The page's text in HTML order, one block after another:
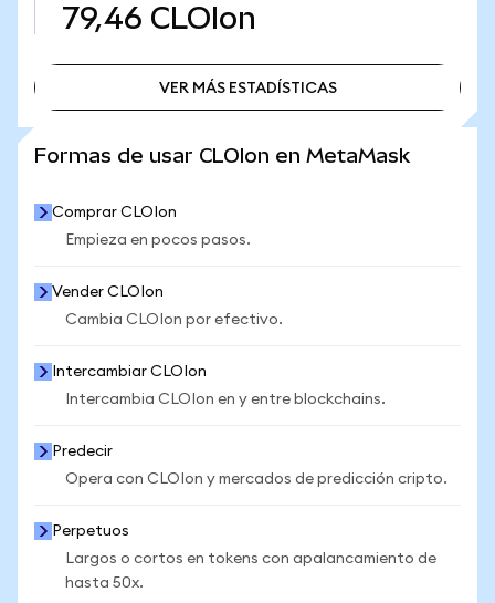
79,46 CLOIon
VER MÁS ESTADÍSTICAS
Formas de usar CLOIon en MetaMask
Comprar CLOIon
Empieza en pocos pasos.
Vender CLOIon
Cambia CLOIon por efectivo.
Intercambiar CLOIon
Intercambia CLOIon en y entre blockchains.
Predecir
Opera con CLOIon y mercados de predicción cripto.
Perpetuos
Largos o cortos en tokens con apalancamiento de
hasta 50x.